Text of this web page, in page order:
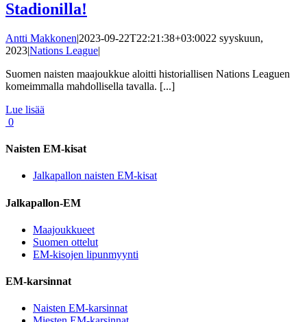
Stadionilla!
Antti Makkonen|2023-09-22T22:21:38+03:0022 syyskuun,
2023|Nations League|
Suomen naisten maajoukkue aloitti historiallisen Nations Leaguen
komeimmalla mahdollisella tavalla. [...]
Lue lisää
0
Naisten EM-kisat
Jalkapallon naisten EM-kisat
Jalkapallon-EM
Maajoukkueet
Suomen ottelut
EM-kisojen lipunmyynti
EM-karsinnat
Naisten EM-karsinnat